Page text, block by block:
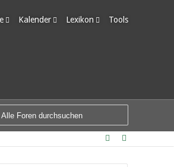
Kalender Lexikon Tools